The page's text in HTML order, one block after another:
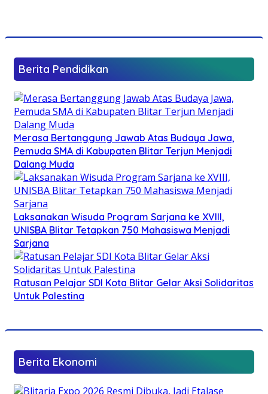
Berita Pendidikan
Merasa Bertanggung Jawab Atas Budaya Jawa,
Pemuda SMA di Kabupaten Blitar Terjun Menjadi
Dalang Muda
Laksanakan Wisuda Program Sarjana ke XVIII,
UNISBA Blitar Tetapkan 750 Mahasiswa Menjadi
Sarjana
Ratusan Pelajar SDI Kota Blitar Gelar Aksi Solidaritas
Untuk Palestina
Berita Ekonomi